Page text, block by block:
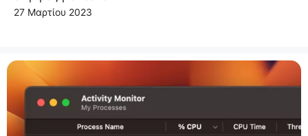
27 Μαρτίου 2023